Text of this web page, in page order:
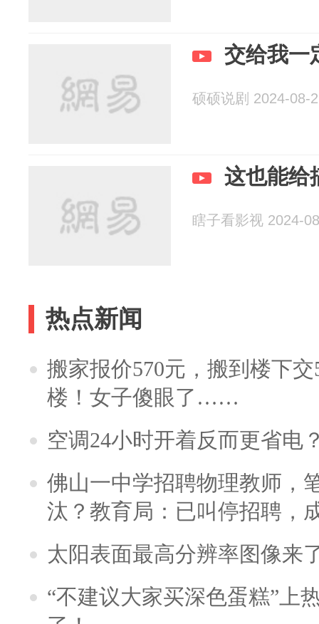
交给我一
硕硕说剧 2024-08-
这也能给
瞎子看影视 2024-
热点新闻
搬家报价570元，搬到楼下
楼！女子傻眼了……
空调24小时开着反而更省电
佛山一中学招聘物理教师，
汰？教育局：已叫停招聘，
太阳表面最高分辨率图像来
“不建议大家买深色蛋糕”上